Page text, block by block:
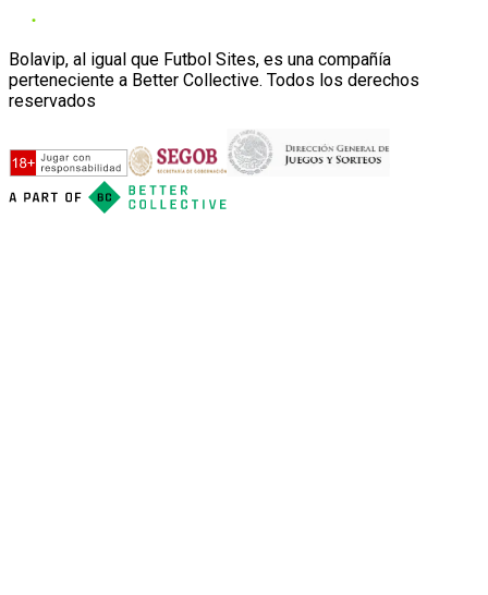
Bolavip, al igual que Futbol Sites, es una compañía
perteneciente a Better Collective. Todos los derechos
reservados